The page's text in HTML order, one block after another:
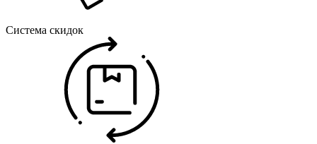
Система скидок